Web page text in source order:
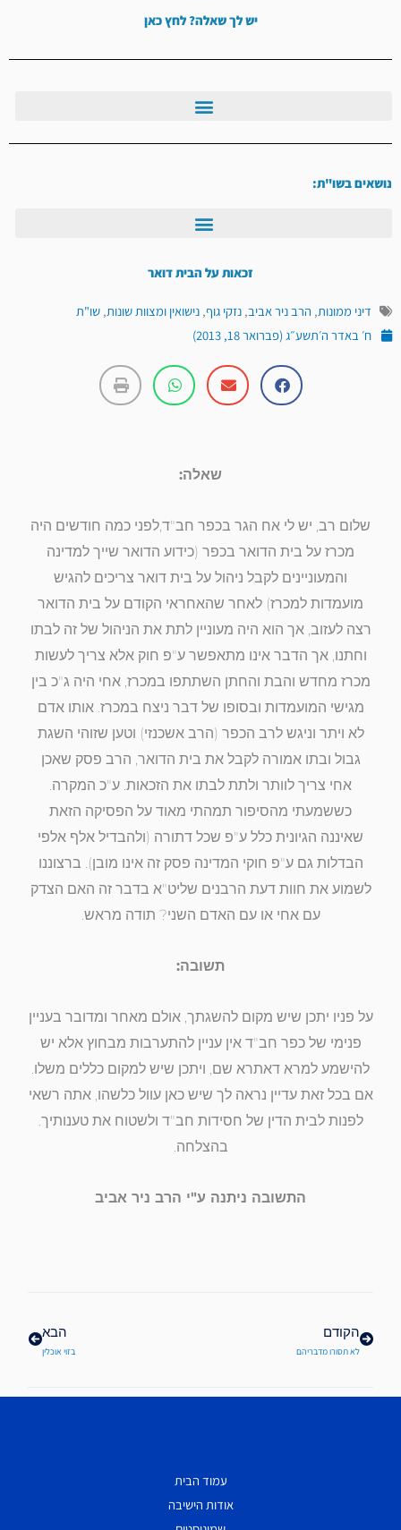
יש לך שאלה? לחץ כאן
נושאים בשו"ת:
זכאות על הבית דואר
דיני ממונות, הרב ניר אביב, נזקי גוף, נישואין ומצוות שונות, שו"ת
ח׳ באדר ה׳תשע״ג (פברואר 18, 2013)
שאלה:
שלום רב, יש לי אח הגר בכפר חב"ד,לפני כמה חודשים היה
מכרז על בית הדואר בכפר (כידוע הדואר שייך למדינה
והמעוניינים לקבל ניהול על בית דואר צריכים להגיש
מועמדות למכרז) לאחר שהאחראי הקודם על בית הדואר
רצה לעזוב, אך הוא היה מעוניין לתת את הניהול של זה לבתו
וחתנו, אך הדבר אינו מתאפשר ע"פ חוק אלא צריך לעשות
מכרז מחדש והבת והחתן השתתפו במכרז, אחי היה ג"כ בין
מגישי המועמדות ובסופו של דבר ניצח במכרז. אותו אדם
לא ויתר וניגש לרב הכפר (הרב אשכנזי) וטען שזוהי השגת
גבול ובתו אמורה לקבל את בית הדואר, הרב פסק שאכן
אחי צריך לוותר ולתת לבתו את הזכאות. ע"כ המקרה.
כששמעתי מהסיפור תמהתי מאוד על הפסיקה הזאת
שאיננה הגיונית כלל ע"פ שכל דתורה (ולהבדיל אלף אלפי
הבדלות גם ע"פ חוקי המדינה פסק זה אינו מובן). ברצוננו
לשמוע את חוות דעת הרבנים שליט"א בדבר זה האם הצדק
עם אחי או עם האדם השני? תודה מראש.
תשובה:
על פניו יתכן שיש מקום להשגתך, אולם מאחר ומדובר בעניין
פנימי של כפר חב"ד אין עניין להתערבות מבחוץ אלא יש
להישמע למרא דאתרא שם, ויתכן שיש למקום כללים משלו.
אם בכל זאת עדיין נראה לך שיש כאן עוול כלשהו, אתה רשאי
לפנות לבית הדין של חסידות חב"ד ולשטוח את טענותיך.
בהצלחה.
התשובה ניתנה ע"י הרב ניר אביב
הקודם
לא תסורו מדבריהם
הבא
בזוי אוכלין
עמוד הבית
אודות הישיבה